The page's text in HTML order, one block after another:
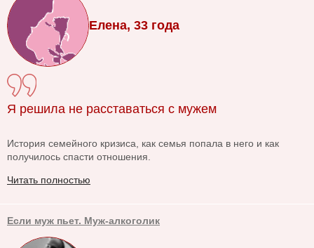
Елена, 33 года
Я решила не расставаться с мужем
История семейного кризиса, как семья попала в него и как
получилось спасти отношения.
Читать полностью
Если муж пьет. Муж-алкоголик